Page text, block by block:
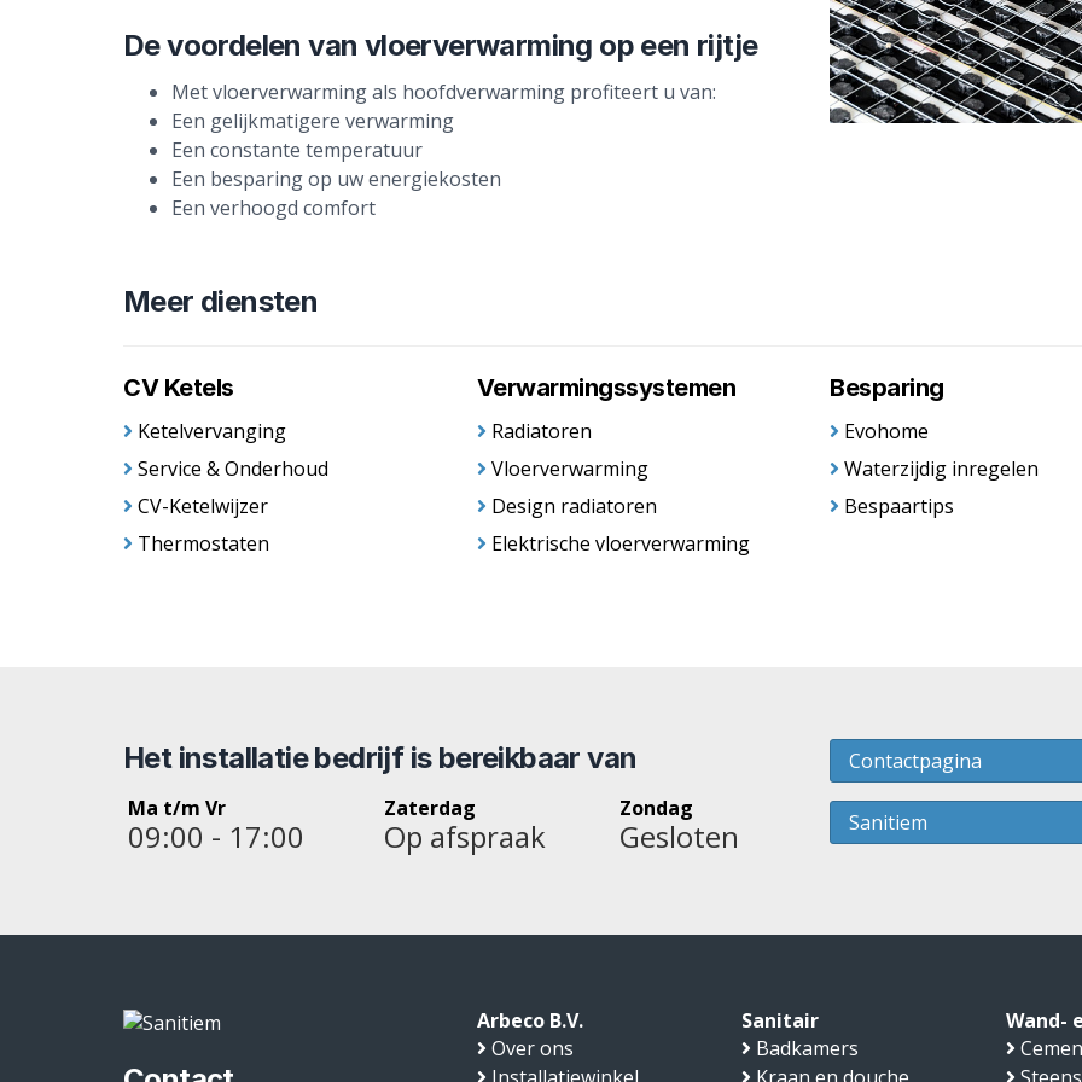
De voordelen van vloerverwarming op een rijtje
Met vloerverwarming als hoofdverwarming profiteert u van:
Een gelijkmatigere verwarming
Een constante temperatuur
Een besparing op uw energiekosten
Een verhoogd comfort
Meer diensten
CV Ketels
Ketelvervanging
Service & Onderhoud
CV-Ketelwijzer
Thermostaten
Verwarmingssystemen
Radiatoren
Vloerverwarming
Design radiatoren
Elektrische vloerverwarming
Besparing
Evohome
Waterzijdig inregelen
Bespaartips
Het installatie bedrijf is bereikbaar van
Ma t/m Vr
09:00 - 17:00
Zaterdag
Op afspraak
Zondag
Gesloten
Contactpagina
Sanitiem
Arbeco B.V.
Over ons
Sanitair
Badkamers
Wand-